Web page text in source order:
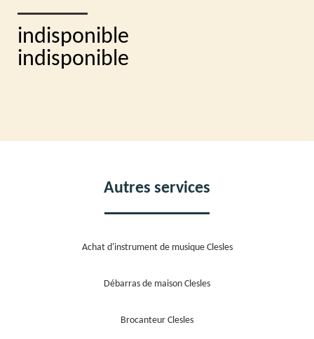
indisponible
indisponible
Autres services
Achat d'instrument de musique Clesles
Débarras de maison Clesles
Brocanteur Clesles